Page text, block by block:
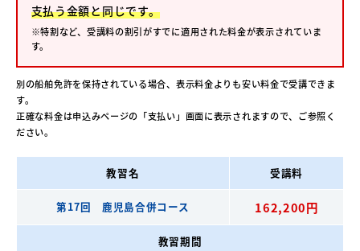
支払う金額と同じです。
※特割など、受講料の割引がすでに適用された料金が表示されていま
す。
別の船舶免許を保持されている場合、表示料金よりも安い料金で受講できま
す。
正確な料金は申込みページの「支払い」画面に表示されますので、ご参照く
ださい。
教習名 受講料
第17回 鹿児島合併コース 162,200円
教習期間